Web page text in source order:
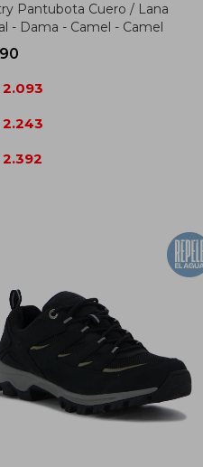
Pantubota Cuero / Lana
- Dama - Camel - Camel
2.093
2.243
2.392